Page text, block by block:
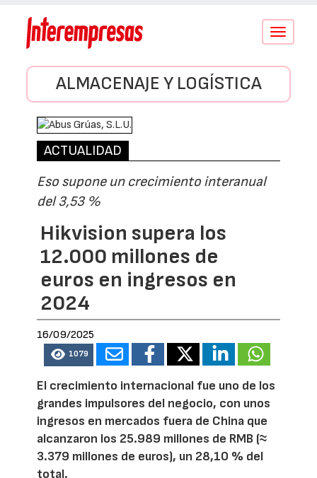
Conmutar
ALMACENAJE Y LOGÍSTICA
ACTUALIDAD
Eso supone un crecimiento interanual
del 3,53 %
Hikvision supera los
12.000 millones de
euros en ingresos en
2024
16/09/2025
1079
El crecimiento internacional fue uno de los
grandes impulsores del negocio, con unos
ingresos en mercados fuera de China que
alcanzaron los 25.989 millones de RMB (≈
3.379 millones de euros), un 28,10 % del
total.